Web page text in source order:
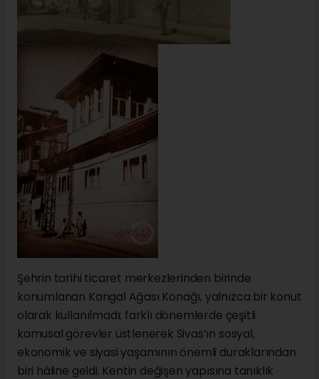
Şehrin tarihi ticaret merkezlerinden birinde
konumlanan Kangal Ağası Konağı, yalnızca bir konut
olarak kullanılmadı; farklı dönemlerde çeşitli
kamusal görevler üstlenerek Sivas’ın sosyal,
ekonomik ve siyasi yaşamının önemli duraklarından
biri hâline geldi. Kentin değişen yapısına tanıklık